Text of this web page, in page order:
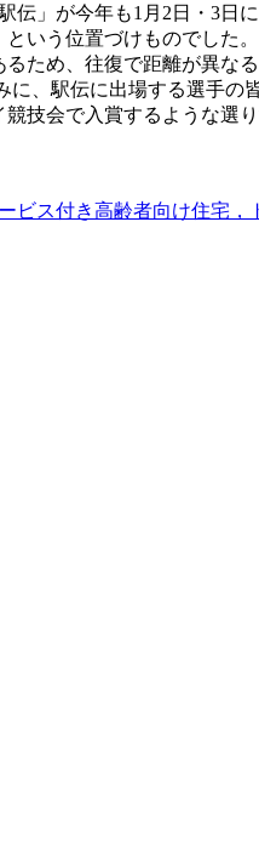
」が今年も1月2日・3
いう位置づけものでし
ため、往復で距離が異
、駅伝に出場する選手
競技会で入賞するよう
ビス付き高齢者向け住宅